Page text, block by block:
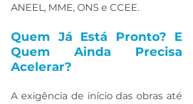
ANEEL, MME, ONS e CCEE.
Quem Já Está Pronto? E
Quem Ainda Precisa
Acelerar?